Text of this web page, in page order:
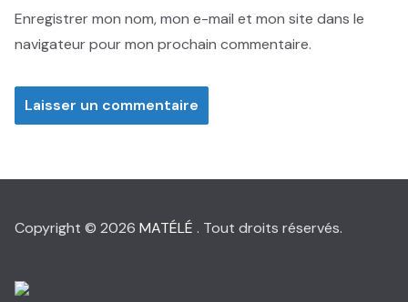
Enregistrer mon nom, mon e-mail et mon site dans le
navigateur pour mon prochain commentaire.
Copyright © 2026 MATÉLÉ . Tout droits réservés.